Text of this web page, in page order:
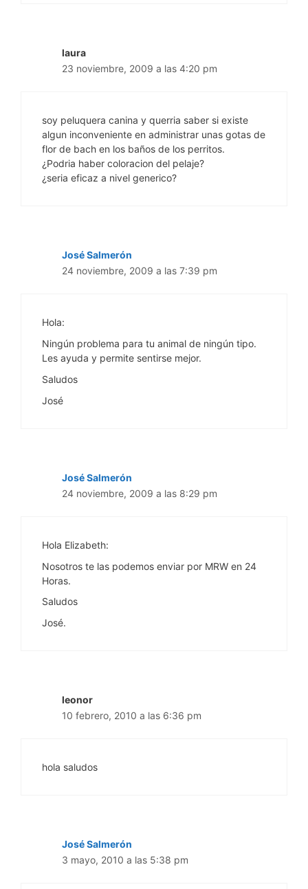
laura
23 noviembre, 2009 a las 4:20 pm
soy peluquera canina y querria saber si existe
algun inconveniente en administrar unas gotas de
flor de bach en los baños de los perritos.
¿Podria haber coloracion del pelaje?
¿seria eficaz a nivel generico?
José Salmerón
24 noviembre, 2009 a las 7:39 pm
Hola:
Ningún problema para tu animal de ningún tipo.
Les ayuda y permite sentirse mejor.
Saludos
José
José Salmerón
24 noviembre, 2009 a las 8:29 pm
Hola Elizabeth:
Nosotros te las podemos enviar por MRW en 24
Horas.
Saludos
José.
leonor
10 febrero, 2010 a las 6:36 pm
hola saludos
José Salmerón
3 mayo, 2010 a las 5:38 pm